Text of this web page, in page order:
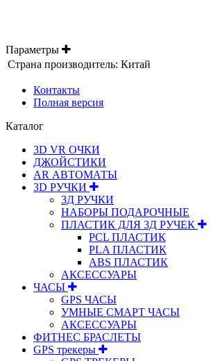
Параметры
Страна производитель: Китай
Контакты
Полная версия
Каталог
3D VR ОЧКИ
ДЖОЙСТИКИ
АR АВТОМАТЫ
3D РУЧКИ
3Д РУЧКИ
НАБОРЫ ПОДАРОЧНЫЕ
ПЛАСТИК ДЛЯ 3Д РУЧЕК
PCL ПЛАСТИК
PLA ПЛАСТИК
ABS ПЛАСТИК
АКСЕССУАРЫ
ЧАСЫ
GPS ЧАСЫ
УМНЫЕ СМАРТ ЧАСЫ
АКСЕССУАРЫ
ФИТНЕС БРАСЛЕТЫ
GPS трекеры